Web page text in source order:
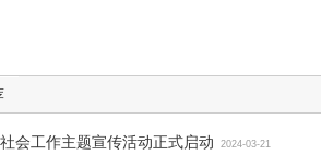
会工作主题宣传活动正式启动 2024-03-21